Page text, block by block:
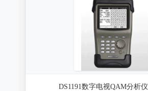
DS1191数字电视QAM分析仪